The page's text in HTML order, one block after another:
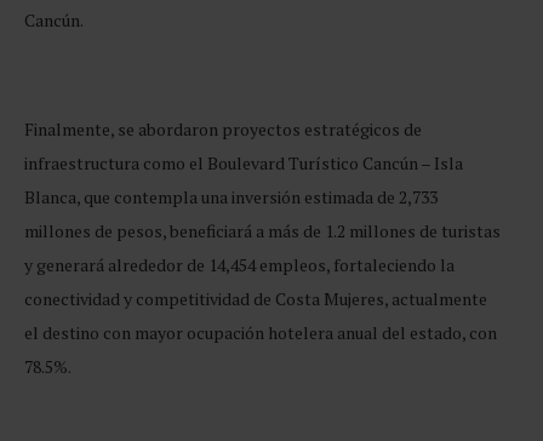
Cancún.
Finalmente, se abordaron proyectos estratégicos de
infraestructura como el Boulevard Turístico Cancún – Isla
Blanca, que contempla una inversión estimada de 2,733
millones de pesos, beneficiará a más de 1.2 millones de turistas
y generará alrededor de 14,454 empleos, fortaleciendo la
conectividad y competitividad de Costa Mujeres, actualmente
el destino con mayor ocupación hotelera anual del estado, con
78.5%.